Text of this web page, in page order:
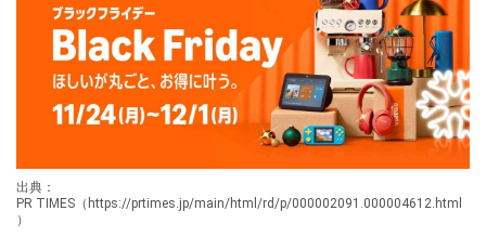
出典：
PR TIMES（https://prtimes.jp/main/html/rd/p/000002091.000004612.html
）